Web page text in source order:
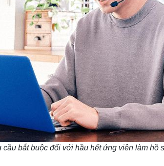
bắt buộc đối với hầu hết ứng viên làm hồ